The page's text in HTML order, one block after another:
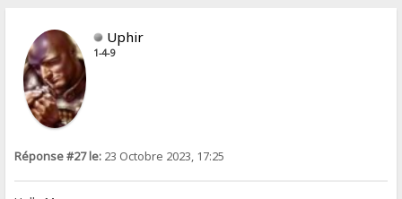
Uphir
1-4-9
Réponse #27 le: 23 Octobre 2023, 17:25